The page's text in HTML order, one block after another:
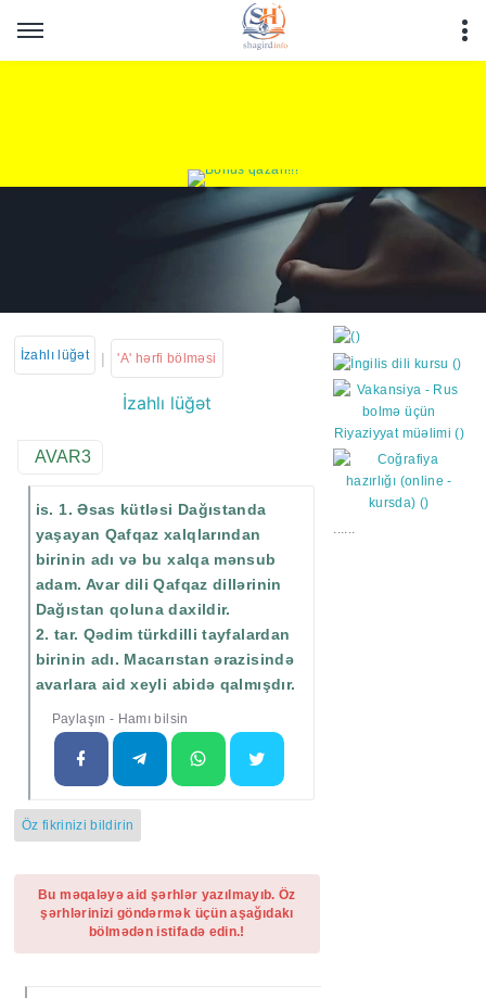
İzahlı lüğət | 'A' hərfi bölməsi
İzahlı lüğət
AVAR3
is. 1. Əsas kütləsi Dağıstanda
yaşayan Qafqaz xalqlarından
birinin adı və bu xalqa mənsub
adam. Avar dili Qafqaz dillərinin
Dağıstan qoluna daxildir.
2. tar. Qədim türkdilli tayfalardan
birinin adı. Macarıstan ərazisində
avarlara aid xeyli abidə qalmışdır.
Paylaşın - Hamı bilsin
Öz fikrinizi bildirin
Bu məqaləyə aid şərhlər yazılmayıb. Öz
şərhlərinizi göndərmək üçün aşağıdakı
bölmədən istifadə edin.!
https://wa.me/
......